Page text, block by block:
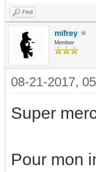
Find
mifrey
Member
08-21-2017,
Super
Pour mon